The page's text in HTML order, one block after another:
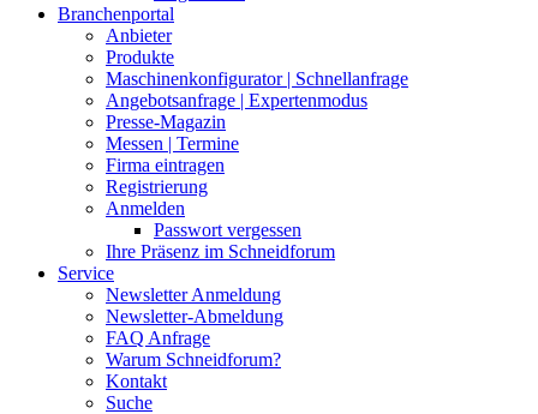
Branchenportal
Anbieter
Produkte
Maschinenkonfigurator | Schnellanfrage
Angebotsanfrage | Expertenmodus
Presse-Magazin
Messen | Termine
Firma eintragen
Registrierung
Anmelden
Passwort vergessen
Ihre Präsenz im Schneidforum
Service
Newsletter Anmeldung
Newsletter-Abmeldung
FAQ Anfrage
Warum Schneidforum?
Kontakt
Suche